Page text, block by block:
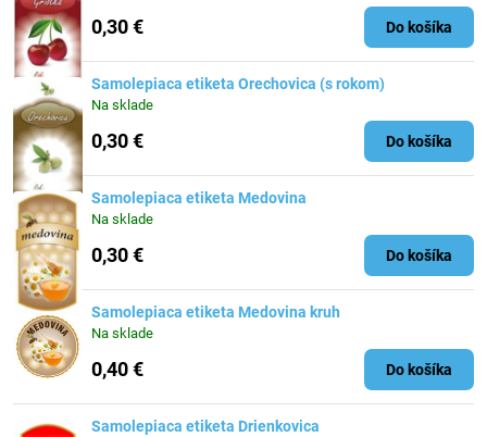
0,30 € Do košíka
Samolepiaca etiketa Orechovica (s rokom)
Na sklade
0,30 € Do košíka
Samolepiaca etiketa Medovina
Na sklade
0,30 € Do košíka
Samolepiaca etiketa Medovina kruh
Na sklade
0,40 € Do košíka
Samolepiaca etiketa Drienkovica